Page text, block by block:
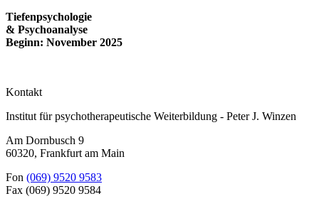
Tiefenpsychologie
& Psychoanalyse
Beginn: November 2025
Kontakt
Institut für psychotherapeutische Weiterbildung - Peter J. Winzen
Am Dornbusch 9
60320, Frankfurt am Main
Fon (069) 9520 9583
Fax (069) 9520 9584